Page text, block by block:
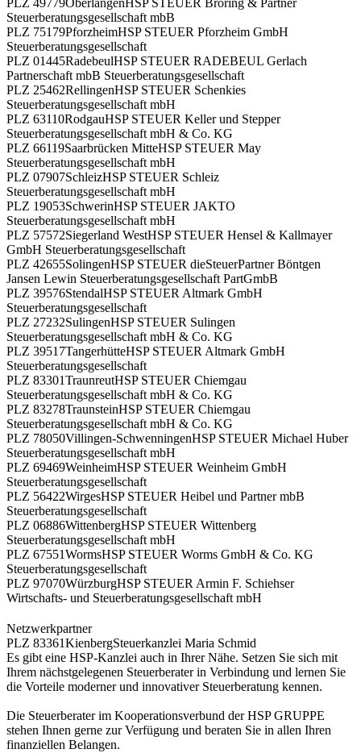
PLZ 49779Oberlangen HSP STEUER Bröring & Partner
Steuerberatungsgesellschaft mbB
PLZ 75179PforzheimHSP STEUER Pforzheim GmbH
Steuerberatungsgesellschaft
PLZ 01445RadebeulHSP STEUER RADEBEUL Gerlach
Partnerschaft mbB Steuerberatungsgesellschaft
PLZ 25462RellingenHSP STEUER Schenkies
Steuerberatungsgesellschaft mbH
PLZ 63110RodgauHSP STEUER Keller und Stepper
Steuerberatungsgesellschaft mbH & Co. KG
PLZ 66119Saarbrücken MitteHSP STEUER May
Steuerberatungsgesellschaft mbH
PLZ 07907SchleizHSP STEUER Schleiz
Steuerberatungsgesellschaft mbH
PLZ 19053SchwerinHSP STEUER JAKTO
Steuerberatungsgesellschaft mbH
PLZ 57572Siegerland WestHSP STEUER Hensel & Kallmayer
GmbH Steuerberatungsgesellschaft
PLZ 42655SolingenHSP STEUER dieSteuerPartner Böntgen
Jansen Lewin Steuerberatungsgesellschaft PartGmbB
PLZ 39576StendalHSP STEUER Altmark GmbH
Steuerberatungsgesellschaft
PLZ 27232SulingenHSP STEUER Sulingen
Steuerberatungsgesellschaft mbH & Co. KG
PLZ 39517TangerhütteHSP STEUER Altmark GmbH
Steuerberatungsgesellschaft
PLZ 83301TraunreutHSP STEUER Chiemgau
Steuerberatungsgesellschaft mbH & Co. KG
PLZ 83278TraunsteinHSP STEUER Chiemgau
Steuerberatungsgesellschaft mbH & Co. KG
PLZ 78050Villingen-SchwenningenHSP STEUER Michael Huber
Steuerberatungsgesellschaft mbH
PLZ 69469WeinheimHSP STEUER Weinheim GmbH
Steuerberatungsgesellschaft
PLZ 56422WirgesHSP STEUER Heibel und Partner mbB
Steuerberatungsgesellschaft
PLZ 06886WittenbergHSP STEUER Wittenberg
Steuerberatungsgesellschaft mbH
PLZ 67551WormsHSP STEUER Worms GmbH & Co. KG
Steuerberatungsgesellschaft
PLZ 97070WürzburgHSP STEUER Armin F. Schiehser
Wirtschafts- und Steuerberatungsgesellschaft mbH
Netzwerkpartner
PLZ 83361KienbergSteuerkanzlei Maria Schmid
Es gibt eine HSP-Kanzlei auch in Ihrer Nähe. Setzen Sie sich mit
Ihrem nächstgelegenen Steuerberater in Verbindung und lernen Sie
die Vorteile moderner und innovativer Steuerberatung kennen.
Die Steuerberater im Kooperationsverbund der HSP GRUPPE
stehen Ihnen gerne zur Verfügung und beraten Sie in allen Ihren
finanziellen Belangen.